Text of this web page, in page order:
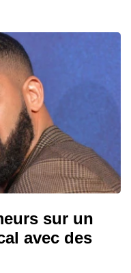
sur un
avec des